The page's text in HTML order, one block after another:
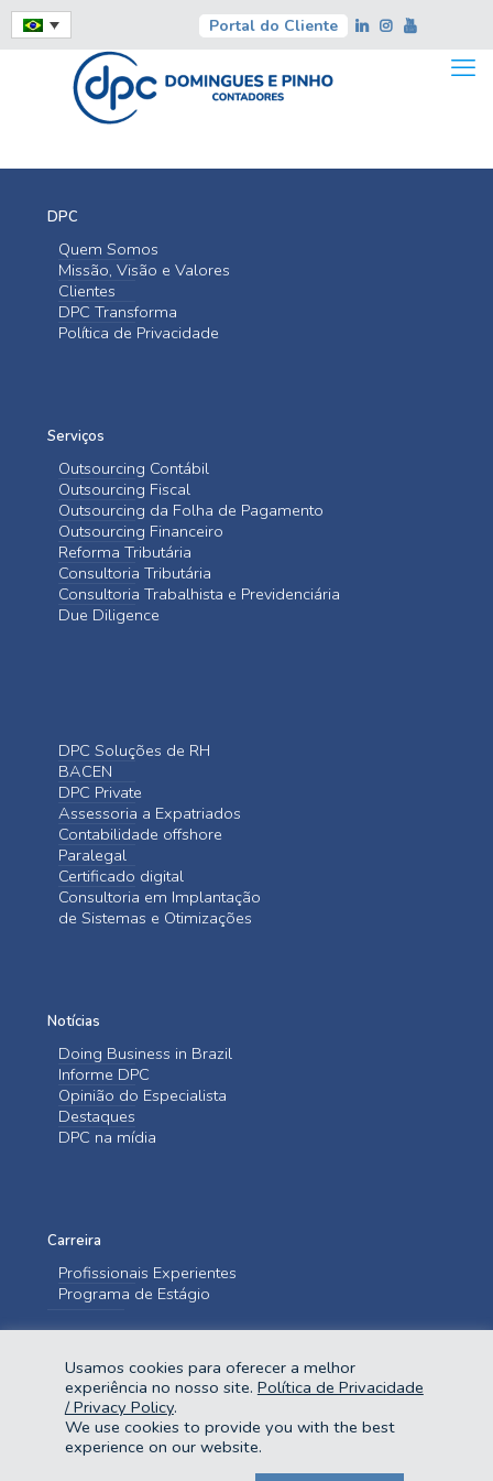
Portal do Cliente
DPC
Quem Somos
Missão, Visão e Valores
Clientes
DPC Transforma
Política de Privacidade
Serviços
Outsourcing Contábil
Outsourcing Fiscal
Outsourcing da Folha de Pagamento
Outsourcing Financeiro
Reforma Tributária
Consultoria Tributária
Consultoria Trabalhista e Previdenciária
Due Diligence
DPC Soluções de RH
BACEN
DPC Private
Assessoria a Expatriados
Contabilidade offshore
Paralegal
Certificado digital
Consultoria em Implantação
de Sistemas e Otimizações
Notícias
Doing Business in Brazil
Informe DPC
Opinião do Especialista
Destaques
DPC na mídia
Carreira
Profissionais Experientes
Programa de Estágio
Fale Conosco
Usamos cookies para oferecer a melhor
experiência no nosso site. Política de Privacidade
/ Privacy Policy.
We use cookies to provide you with the best
experience on our website.